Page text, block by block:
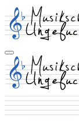
Skip
to
main
content